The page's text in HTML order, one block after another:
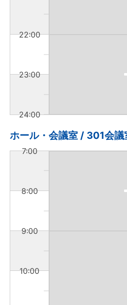
22:00
23:00
24:00
ホール・会議室 / 301会
7:00
8:00
9:00
10:00